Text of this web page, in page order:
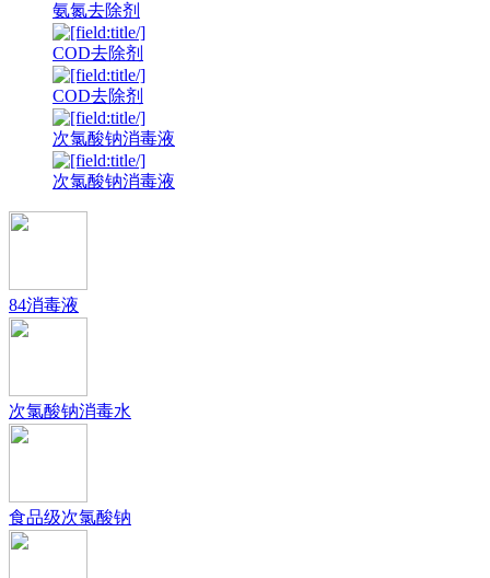
氨氮去除剂
COD去除剂
COD去除剂
次氯酸钠消毒液
次氯酸钠消毒液
84消毒液
次氯酸钠消毒水
食品级次氯酸钠